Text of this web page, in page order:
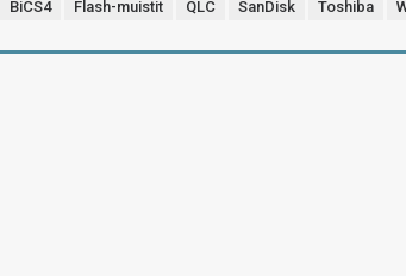
BiCS4 Flash-muistit QLC SanDisk Toshiba